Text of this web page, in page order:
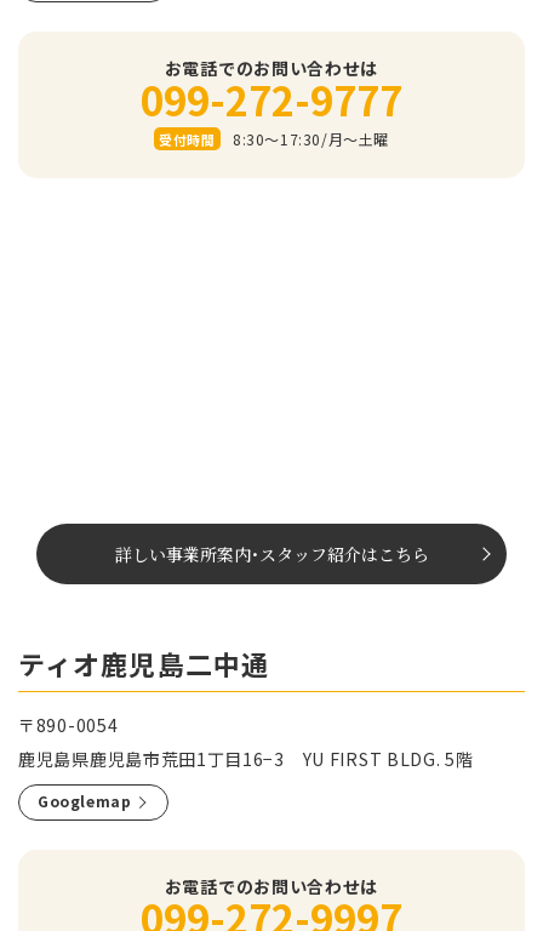
お電話でのお問い合わせは
099-272-9777
受付時間 8:30～17:30/⽉〜⼟曜
詳しい事業所案内･スタッフ紹介はこちら
ティオ鹿児島二中通
〒890-0054
鹿児島県鹿児島市荒田1丁目16−3 YU FIRST BLDG. 5階
Googlemap
お電話でのお問い合わせは
099-272-9997